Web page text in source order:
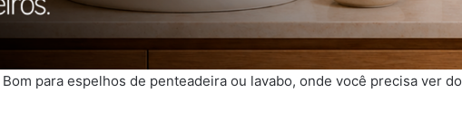
Bom para espelhos de penteadeira ou lavabo, onde você precisa ver do